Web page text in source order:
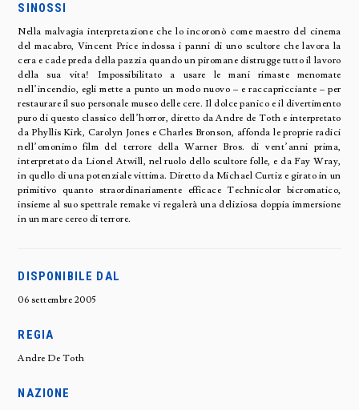
SINOSSI
Nella malvagia interpretazione che lo incoronò come maestro del cinema
del macabro, Vincent Price indossa i panni di uno scultore che lavora la
cera e cade preda della pazzia quando un piromane distrugge tutto il lavoro
della sua vita! Impossibilitato a usare le mani rimaste menomate
nell’incendio, egli mette a punto un modo nuovo – e raccapricciante – per
restaurare il suo personale museo delle cere. Il dolce panico e il divertimento
puro di questo classico dell’horror, diretto da Andre de Toth e interpretato
da Phyllis Kirk, Carolyn Jones e Charles Bronson, affonda le proprie radici
nell’omonimo film del terrore della Warner Bros. di vent’anni prima,
interpretato da Lionel Atwill, nel ruolo dello scultore folle, e da Fay Wray,
in quello di una potenziale vittima. Diretto da Michael Curtiz e girato in un
primitivo quanto straordinariamente efficace Technicolor bicromatico,
insieme al suo spettrale remake vi regalerà una deliziosa doppia immersione
in un mare cereo di terrore.
DISPONIBILE DAL
06 settembre 2005
REGIA
Andre De Toth
NAZIONE